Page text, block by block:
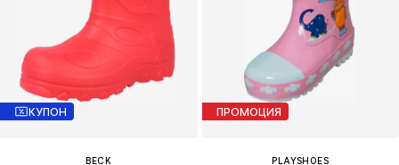
КУПОН
BECK
ПРОМОЦИЯ
PLAYSHOES